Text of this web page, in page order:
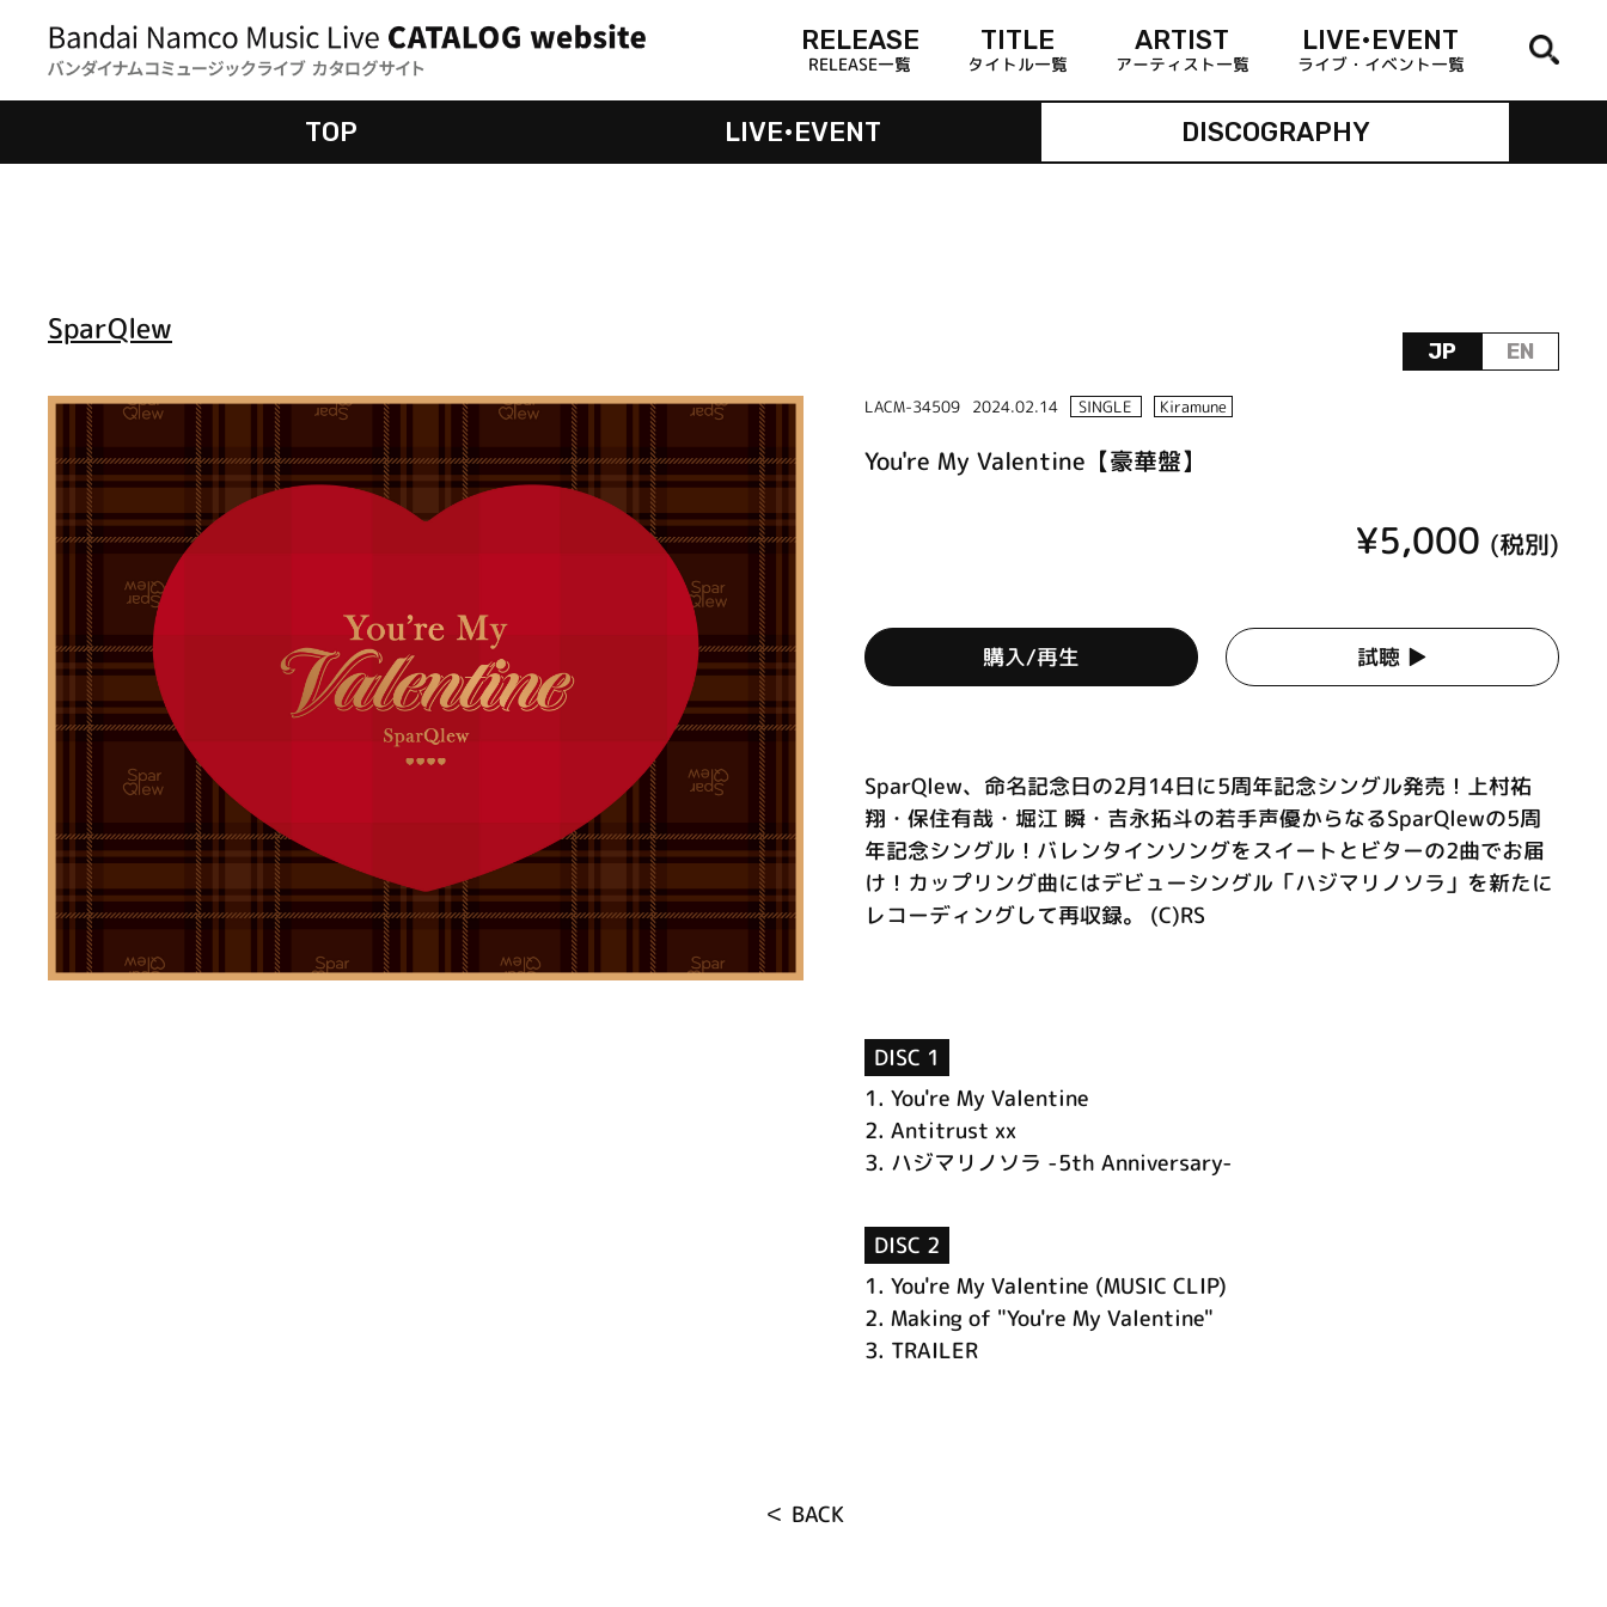
RELEASE
RELEASE一覧
TITLE
タイトル一覧
ARTIST
アーティスト一覧
LIVE•EVENT
ライブ・イベント一覧
TOP LIVE•EVENT DISCOGRAPHY
JP EN
SparQlew
LACM-34509 2024.02.14 SINGLE Kiramune
You're My Valentine【豪華盤】
¥5,000 (税別)
購入/再生 試聴 ▶︎
SparQlew、命名記念日の2月14日に5周年記念シングル発売！上村祐
翔・保住有哉・堀江 瞬・吉永拓斗の若手声優からなるSparQlewの5周
年記念シングル！バレンタインソングをスイートとビターの2曲でお届
け！カップリング曲にはデビューシングル「ハジマリノソラ」を新たに
レコーディングして再収録。 (C)RS
DISC 1
1. You're My Valentine
2. Antitrust xx
3. ハジマリノソラ -5th Anniversary-
DISC 2
1. You're My Valentine (MUSIC CLIP)
2. Making of "You're My Valentine"
3. TRAILER
＜ BACK